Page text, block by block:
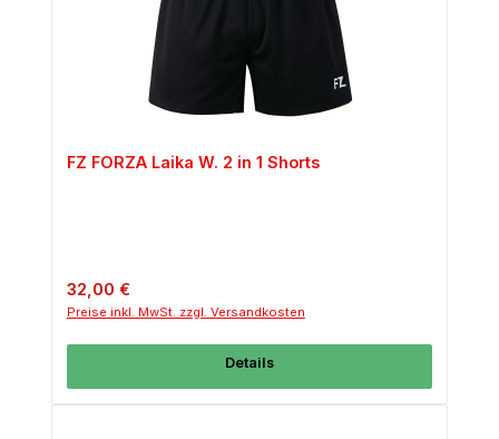
FZ FORZA Laika W. 2 in 1 Shorts
Regulärer Preis:
32,00 €
Preise inkl. MwSt. zzgl. Versandkosten
Details